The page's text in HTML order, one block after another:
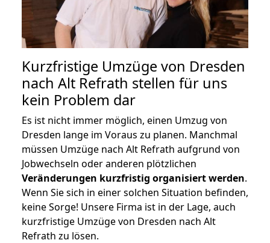
Kurzfristige Umzüge von Dresden
nach Alt Refrath stellen für uns
kein Problem dar
Es ist nicht immer möglich, einen Umzug von
Dresden lange im Voraus zu planen. Manchmal
müssen Umzüge nach Alt Refrath aufgrund von
Jobwechseln oder anderen plötzlichen
Veränderungen kurzfristig organisiert werden.
Wenn Sie sich in einer solchen Situation befinden,
keine Sorge! Unsere Firma ist in der Lage, auch
kurzfristige Umzüge von Dresden nach Alt
Refrath zu lösen.